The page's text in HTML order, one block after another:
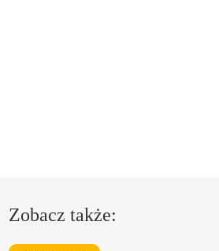
Zobacz także: